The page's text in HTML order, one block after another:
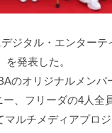
ジタル・エンターテ
を発表した。
のオリジナルメンバ
ー、フリーダの4人全
マルチメディアプロ